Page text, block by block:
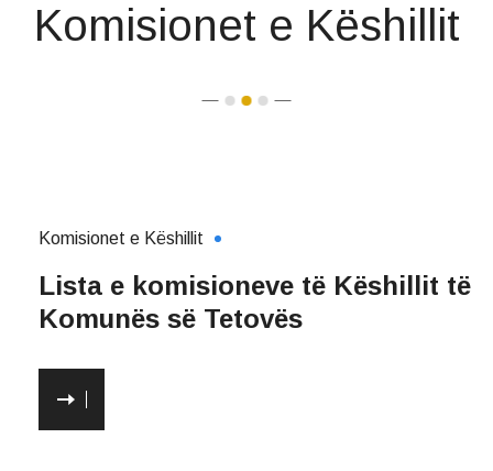
Komisionet e Këshillit
Komisionet e Këshillit
Lista e komisioneve të Këshillit të
Komunës së Tetovës